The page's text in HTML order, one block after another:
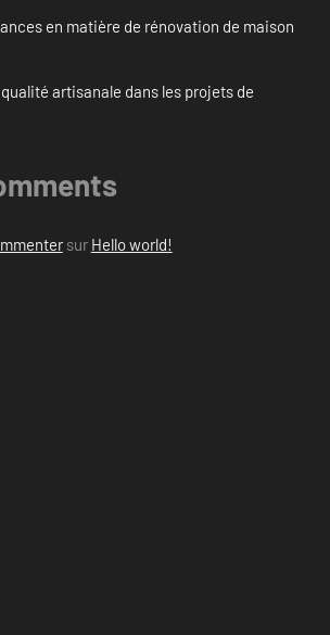
en matière de rénovation de maison
artisanale dans les projets de
sur Hello world!